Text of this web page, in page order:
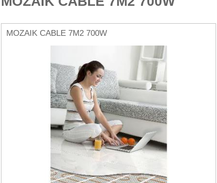
MOZAIK CABLE 7M2 700W